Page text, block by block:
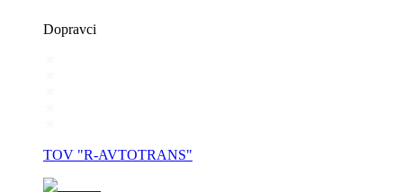
Dopravci
TOV "R-AVTOTRANS"